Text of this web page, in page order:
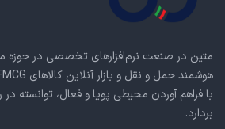
متین در صنعت نرم‌افزارهای تخصصی در حوزه
با فراهم آوردن محیطی پویا و فعال، توانسته
بردارد.